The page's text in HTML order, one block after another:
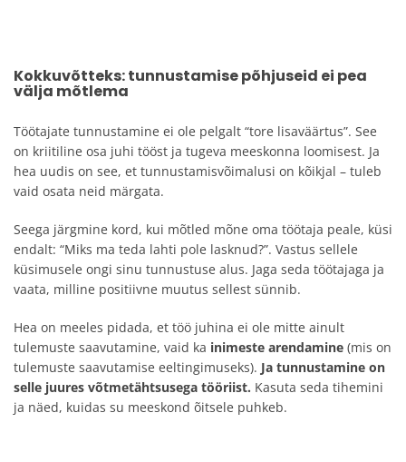
Kokkuvõtteks: tunnustamise põhjuseid ei pea
välja mõtlema
Töötajate tunnustamine ei ole pelgalt “tore lisaväärtus”. See
on kriitiline osa juhi tööst ja tugeva meeskonna loomisest. Ja
hea uudis on see, et tunnustamisvõimalusi on kõikjal – tuleb
vaid osata neid märgata.
Seega järgmine kord, kui mõtled mõne oma töötaja peale, küsi
endalt: “Miks ma teda lahti pole lasknud?”. Vastus sellele
küsimusele ongi sinu tunnustuse alus. Jaga seda töötajaga ja
vaata, milline positiivne muutus sellest sünnib.
Hea on meeles pidada, et töö juhina ei ole mitte ainult
tulemuste saavutamine, vaid ka inimeste arendamine (mis on
tulemuste saavutamise eeltingimuseks). Ja tunnustamine on
selle juures võtmetähtsusega tööriist. Kasuta seda tihemini
ja näed, kuidas su meeskond õitsele puhkeb.